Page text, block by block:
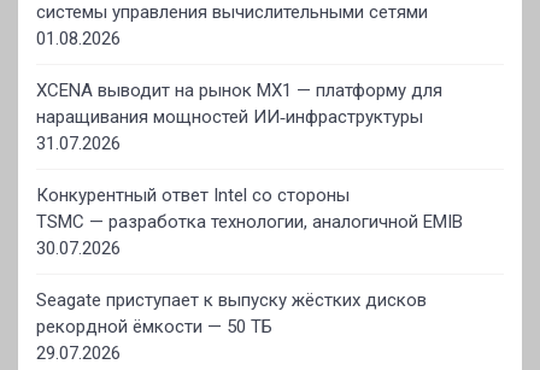
системы управления вычислительными сетями
01.08.2026
XCENA выводит на рынок MX1 — платформу для
наращивания мощностей ИИ‑инфраструктуры
31.07.2026
Конкурентный ответ Intel со стороны
TSMC — разработка технологии, аналогичной EMIB
30.07.2026
Seagate приступает к выпуску жёстких дисков
рекордной ёмкости — 50 ТБ
29.07.2026